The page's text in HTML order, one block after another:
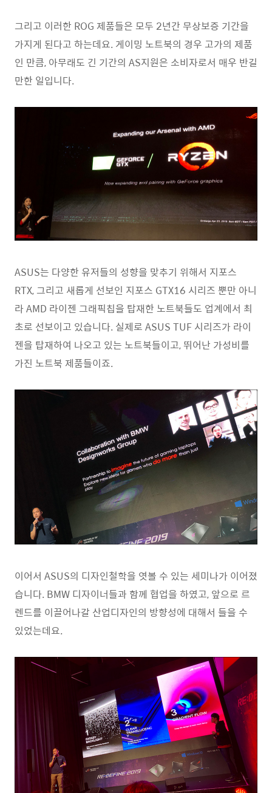
그리고 이러한 ROG 제품들은 모두 2년간 무상보증 기간을
가지게 된다고 하는데요. 게이밍 노트북의 경우 고가의 제품
인 만큼, 아무래도 긴 기간의 AS지원은 소비자로서 매우 반길
만한 일입니다.
ASUS는 다양한 유저들의 성향을 맞추기 위해서 지포스
RTX, 그리고 새롭게 선보인 지포스 GTX16 시리즈 뿐만 아니
라 AMD 라이젠 그래픽칩을 탑재한 노트북들도 업계에서 최
초로 선보이고 있습니다. 실제로 ASUS TUF 시리즈가 라이
젠을 탑재하여 나오고 있는 노트북들이고, 뛰어난 가성비를
가진 노트북 제품들이죠.
이어서 ASUS의 디자인철학을 엿볼 수 있는 세미나가 이어졌
습니다. BMW 디자이너들과 함께 협업을 하였고, 앞으로 르
렌드를 이끌어나갈 산업디자인의 방향성에 대해서 들을 수
있었는데요.